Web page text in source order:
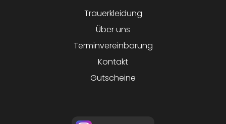
Trauerkleidung
Über uns
Terminvereinbarung
Kontakt
Gutscheine